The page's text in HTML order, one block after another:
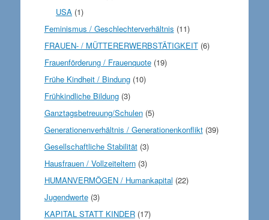
USA (1)
Feminismus / Geschlechterverhältnis (11)
FRAUEN- / MÜTTERERWERBSTÄTIGKEIT(6)
Frauenförderung / Frauenquote(19)
Frühe Kindheit / Bindung(10)
Frühkindliche Bildung(3)
Ganztagsbetreuung/Schulen(5)
Generationenverhältnis / Generationenkonflikt(39)
Gesellschaftliche Stabilität(3)
Hausfrauen / Vollzeiteltern(3)
HUMANVERMÖGEN / Humankapital (22)
Jugendwerte(3)
KAPITAL STATT KINDER(17)